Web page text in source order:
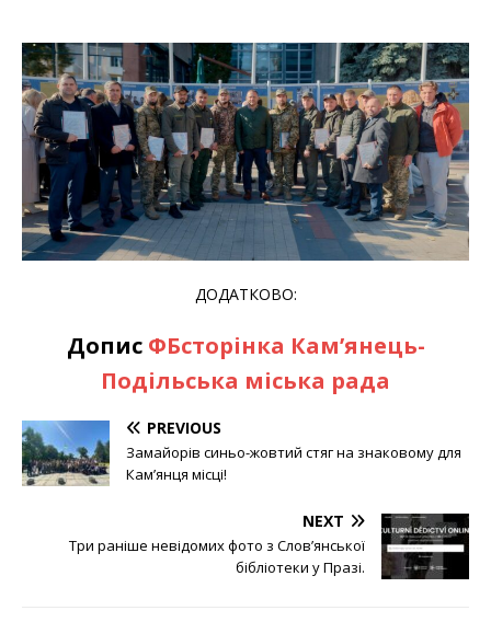
ДОДАТКОВО:
Допис ФБсторінка Кам’янець-
Подільська міська рада
PREVIOUS
Замайорів синьо-жовтий стяг на знаковому для
Кам’янця місці!
NEXT
Три раніше невідомих фото з Слов’янської
бібліотеки у Празі.